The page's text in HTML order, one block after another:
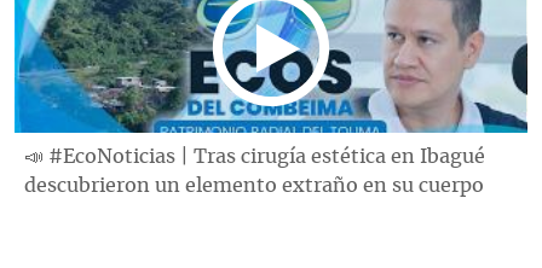
📣 #EcoNoticias | Tras cirugía estética en Ibagué
descubrieron un elemento extraño en su cuerpo